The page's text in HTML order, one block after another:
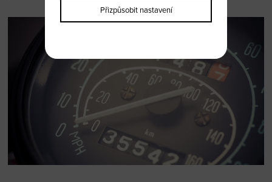
Přizpůsobit nastavení